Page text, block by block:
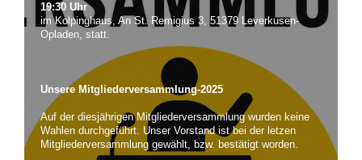
19:30 Uhr
im Kolpinghaus, An St. Remigius 3, 51379 Leverkusen-
Opladen, statt.
Unsere Mitgliederversammlung-2025
Auf der diesjährigen Mitgliederversammlung wurden keine
Wahlen durchgeführt. Unser Vorstand ist bei der letzen
Mitgliederversammlung gewählt, bzw. bestätigt worden.